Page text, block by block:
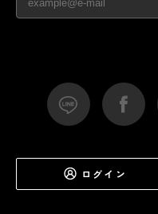
ログイン